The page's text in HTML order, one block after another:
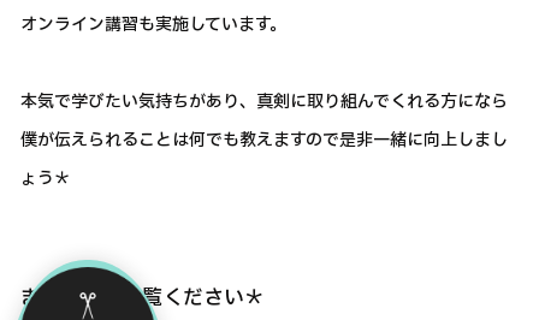
オンライン講習も実施しています。
本気で学びたい気持ちがあり、真剣に取り組んでくれる方になら
僕が伝えられることは何でも教えますので是非一緒に向上しまし
ょう＊
まずは一度ご覧ください＊